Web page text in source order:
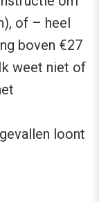
of – heel
boven €27
weet niet of
loont